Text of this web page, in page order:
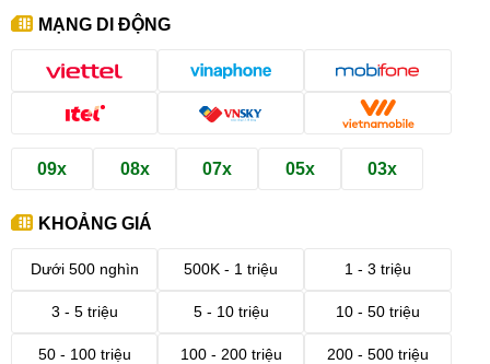
MẠNG DI ĐỘNG
09x 08x 07x 05x 03x
KHOẢNG GIÁ
Dưới 500 nghìn 500K - 1 triệu 1 - 3 triệu
3 - 5 triệu 5 - 10 triệu 10 - 50 triệu
50 - 100 triệu 100 - 200 triệu 200 - 500 triệu